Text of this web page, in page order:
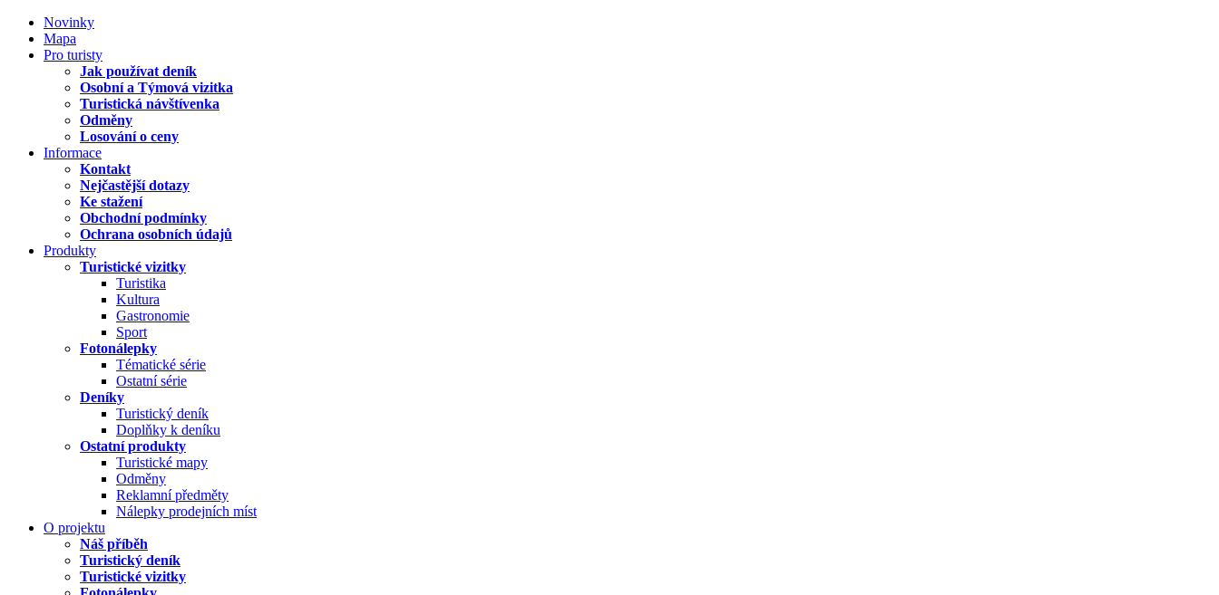
Novinky
Mapa
Pro turisty
Jak používat deník
Osobní a Týmová vizitka
Turistická návštívenka
Odměny
Losování o ceny
Informace
Kontakt
Nejčastější dotazy
Ke stažení
Obchodní podmínky
Ochrana osobních údajů
Produkty
Turistické vizitky
Turistika
Kultura
Gastronomie
Sport
Fotonálepky
Tématické série
Ostatní série
Deníky
Turistický deník
Doplňky k deníku
Ostatní produkty
Turistické mapy
Odměny
Reklamní předměty
Nálepky prodejních míst
O projektu
Náš příběh
Turistický deník
Turistické vizitky